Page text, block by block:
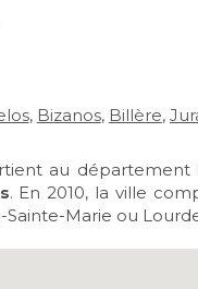
, Bizanos, Billère,
au département
. En 2010, la ville
Marie ou